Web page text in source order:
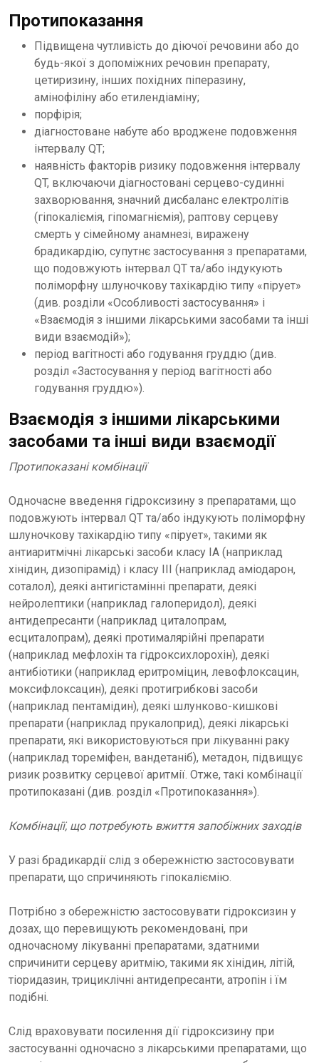
Протипоказання
Підвищена чутливість до діючої речовини або до
будь-якої з допоміжних речовин препарату,
цетиризину, інших похідних піперазину,
амінофіліну або етилендіаміну;
порфірія;
діагностоване набуте або вроджене подовження
інтервалу QT;
наявність факторів ризику подовження інтервалу
QT, включаючи діагностовані серцево-судинні
захворювання, значний дисбаланс електролітів
(гіпокаліємія, гіпомагніємія), раптову серцеву
смерть у сімейному анамнезі, виражену
брадикардію, супутнє застосування з препаратами,
що подовжують інтервал QT та/або індукують
поліморфну шлуночкову тахікардію типу «пірует»
(див. розділи «Особливості застосування» і
«Взаємодія з іншими лікарськими засобами та інші
види взаємодій»);
період вагітності або годування груддю (див.
розділ «Застосування у період вагітності або
годування груддю»).
Взаємодія з іншими лікарськими
засобами та інші види взаємодії
Протипоказані комбінації
Одночасне введення гідроксизину з препаратами, що
подовжують інтервал QT та/або індукують поліморфну
шлуночкову тахікардію типу «пірует», такими як
антиаритмічні лікарські засоби класу IA (наприклад
хінідин, дизопірамід) і класу III (наприклад аміодарон,
соталол), деякі антигістамінні препарати, деякі
нейролептики (наприклад галоперидол), деякі
антидепресанти (наприклад циталопрам,
есциталопрам), деякі протималярійні препарати
(наприклад мефлохін та гідроксихлорохін), деякі
антибіотики (наприклад еритроміцин, левофлоксацин,
моксифлоксацин), деякі протигрибкові засоби
(наприклад пентамідин), деякі шлунково-кишкові
препарати (наприклад прукалоприд), деякі лікарські
препарати, які використовуються при лікуванні раку
(наприклад тореміфен, вандетаніб), метадон, підвищує
ризик розвитку серцевої аритмії. Отже, такі комбінації
протипоказані (див. розділ «Протипоказання»).
Комбінації, що потребують вжиття запобіжних заходів
У разі брадикардії слід з обережністю застосовувати
препарати, що спричиняють гіпокаліємію.
Потрібно з обережністю застосовувати гідроксизин у
дозах, що перевищують рекомендовані, при
одночасному лікуванні препаратами, здатними
спричинити серцеву аритмію, такими як хінідин, літій,
тіоридазин, трициклічні антидепресанти, атропін і їм
подібні.
Слід враховувати посилення дії гідроксизину при
застосуванні одночасно з лікарськими препаратами, що